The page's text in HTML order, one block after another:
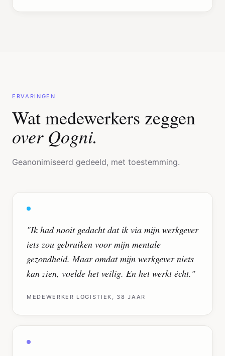
ERVARINGEN
Wat medewerkers zeggen
over Qogni.
Geanonimiseerd gedeeld, met toestemming.
"Ik had nooit gedacht dat ik via mijn werkgever
iets zou gebruiken voor mijn mentale
gezondheid. Maar omdat mijn werkgever niets
kan zien, voelde het veilig. En het werkt écht."
MEDEWERKER LOGISTIEK, 38 JAAR